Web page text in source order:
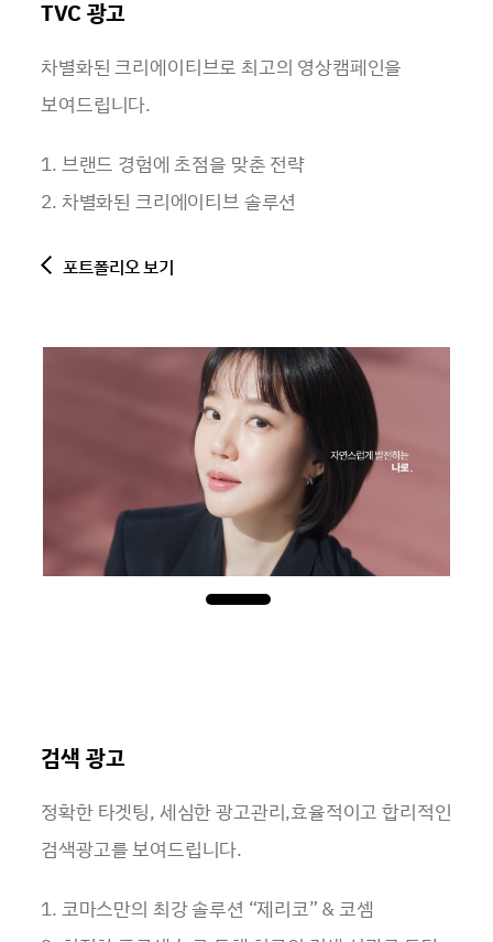
TVC 광고
차별화된 크리에이티브로 최고의 영상캠페인을
보여드립니다.
1. 브랜드 경험에 초점을 맞춘 전략
2. 차별화된 크리에이티브 솔루션
포트폴리오 보기
검색 광고
정확한 타겟팅, 세심한 광고관리,효율적이고 합리적인
검색광고를 보여드립니다.
1. 코마스만의 최강 솔루션 “제리코” & 코셈